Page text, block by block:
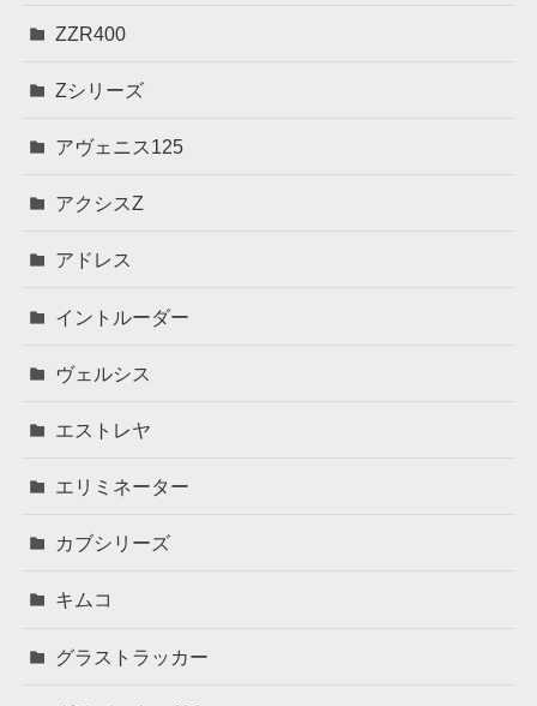
ZZR400
Zシリーズ
アヴェニス125
アクシスZ
アドレス
イントルーダー
ヴェルシス
エストレヤ
エリミネーター
カブシリーズ
キムコ
グラストラッカー